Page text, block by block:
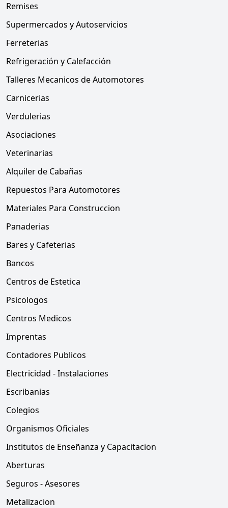
Remises
Supermercados y Autoservicios
Ferreterias
Refrigeración y Calefacción
Talleres Mecanicos de Automotores
Carnicerias
Verdulerias
Asociaciones
Veterinarias
Alquiler de Cabañas
Repuestos Para Automotores
Materiales Para Construccion
Panaderias
Bares y Cafeterias
Bancos
Centros de Estetica
Psicologos
Centros Medicos
Imprentas
Contadores Publicos
Electricidad - Instalaciones
Escribanias
Colegios
Organismos Oficiales
Institutos de Enseñanza y Capacitacion
Aberturas
Seguros - Asesores
Metalizacion